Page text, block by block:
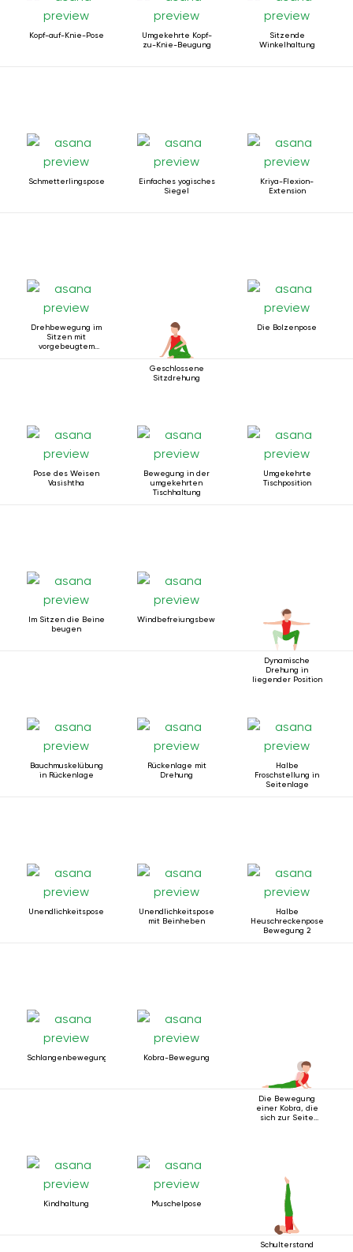
Kopf-auf-Knie-Pose
Umgekehrte Kopf-
zu-Knie-Beugung
Sitzende
Winkelhaltung
Schmetterlingspose
Einfaches yogisches
Siegel
Kriya-Flexion-
Extension
Drehbewegung im
Sitzen mit
vorgebeugtem
Geschlossene
Sitzdrehung
Die Bolzenpose
Pose des Weisen
Vasishtha
Bewegung in der
umgekehrten
Tischhaltung
Umgekehrte
Tischposition
Im Sitzen die Beine
beugen
Windbefreiungsbewegung
Dynamische
Drehung in
liegender Position
Bauchmuskelübung
in Rückenlage
Rückenlage mit
Drehung
Halbe
Froschstellung in
Seitenlage
Unendlichkeitspose
Unendlichkeitspose
mit Beinheben
Halbe
Heuschreckenpose
Bewegung 2
Schlangenbewegung Kobra-Bewegung
Die Bewegung
einer Kobra, die
sich zur Seite
Kindhaltung Muschelpose
Schulterstand